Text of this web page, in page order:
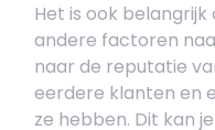
Het is ook
andere factoren
naar de reputatie
eerdere klanten en
ze hebben. Dit kan